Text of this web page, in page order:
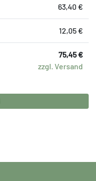
63,40 €
12,05 €
75,45 €
zzgl. Versand